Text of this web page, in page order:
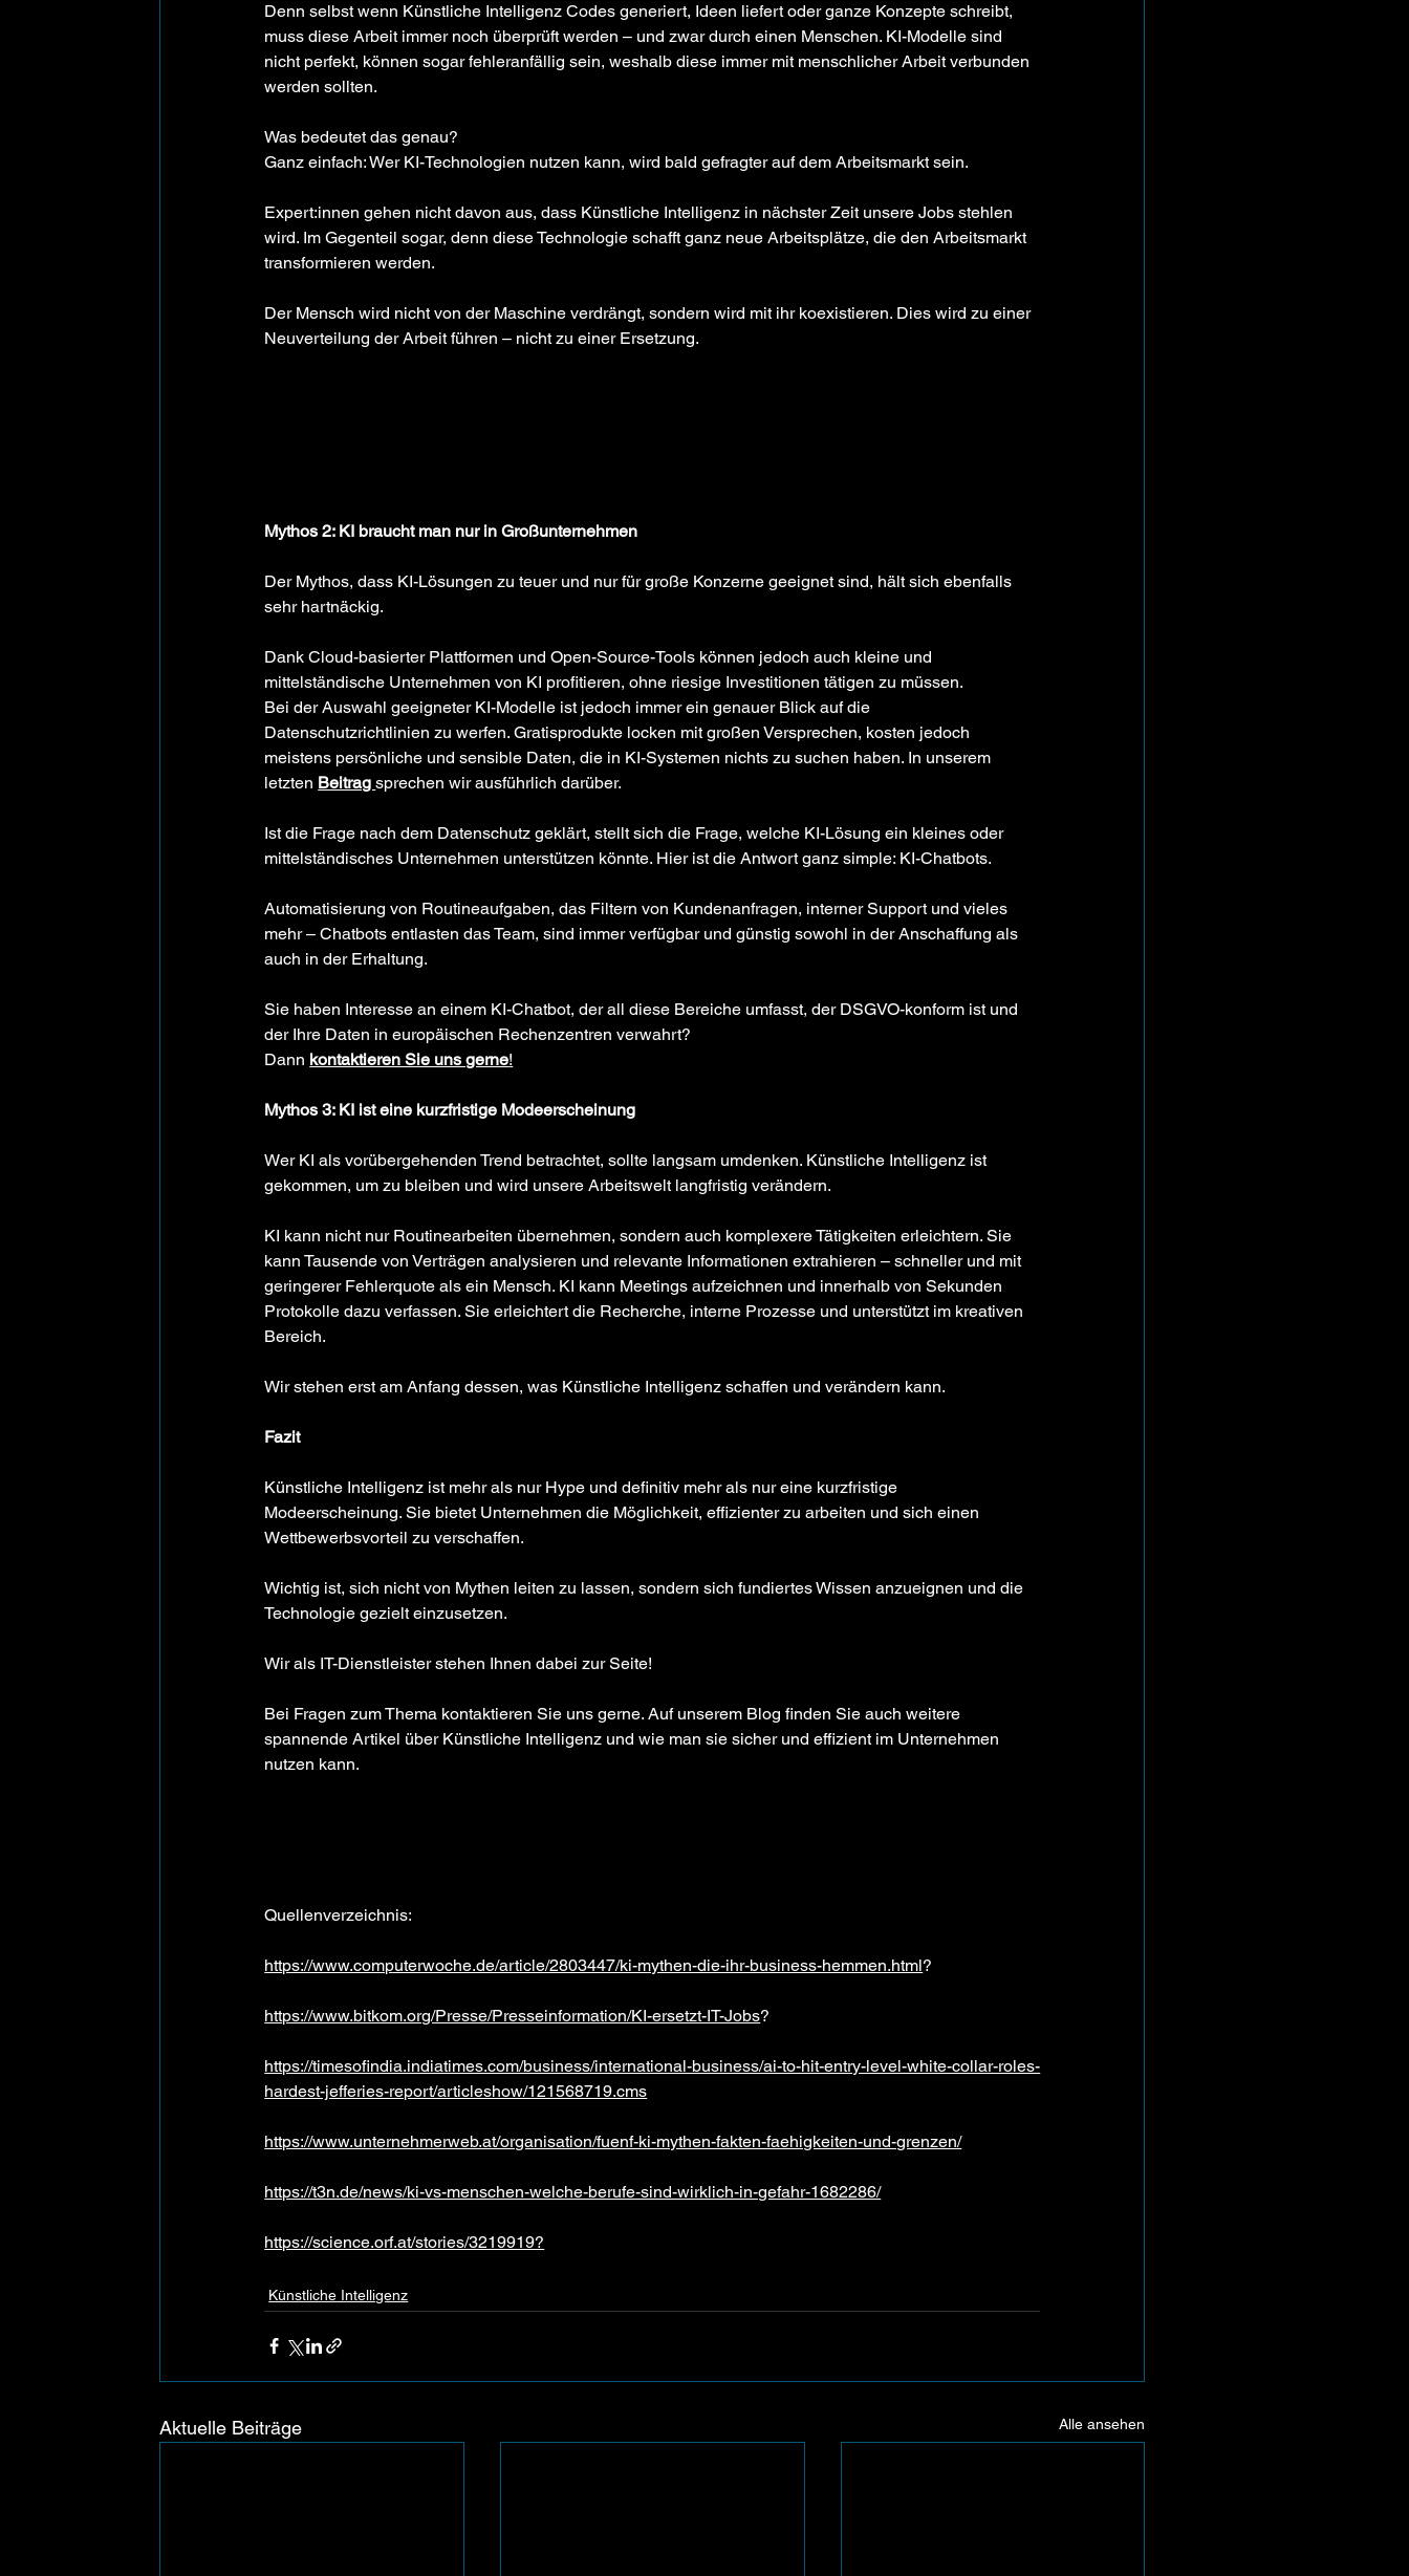
Denn selbst wenn Künstliche Intelligenz Codes generiert, Ideen liefert oder ganze Konzepte schreibt,
muss diese Arbeit immer noch überprüft werden – und zwar durch einen Menschen. KI-Modelle sind
nicht perfekt, können sogar fehleranfällig sein, weshalb diese immer mit menschlicher Arbeit verbunden
werden sollten.
Was bedeutet das genau?
Ganz einfach: Wer KI-Technologien nutzen kann, wird bald gefragter auf dem Arbeitsmarkt sein.
Expert:innen gehen nicht davon aus, dass Künstliche Intelligenz in nächster Zeit unsere Jobs stehlen
wird. Im Gegenteil sogar, denn diese Technologie schafft ganz neue Arbeitsplätze, die den Arbeitsmarkt
transformieren werden.
Der Mensch wird nicht von der Maschine verdrängt, sondern wird mit ihr koexistieren. Dies wird zu einer
Neuverteilung der Arbeit führen – nicht zu einer Ersetzung.
Mythos 2: KI braucht man nur in Großunternehmen
Der Mythos, dass KI-Lösungen zu teuer und nur für große Konzerne geeignet sind, hält sich ebenfalls
sehr hartnäckig.
Dank Cloud-basierter Plattformen und Open-Source-Tools können jedoch auch kleine und
mittelständische Unternehmen von KI profitieren, ohne riesige Investitionen tätigen zu müssen.
Bei der Auswahl geeigneter KI-Modelle ist jedoch immer ein genauer Blick auf die
Datenschutzrichtlinien zu werfen. Gratisprodukte locken mit großen Versprechen, kosten jedoch
meistens persönliche und sensible Daten, die in KI-Systemen nichts zu suchen haben. In unserem
letzten Beitrag sprechen wir ausführlich darüber.
Ist die Frage nach dem Datenschutz geklärt, stellt sich die Frage, welche KI-Lösung ein kleines oder
mittelständisches Unternehmen unterstützen könnte. Hier ist die Antwort ganz simple: KI-Chatbots.
Automatisierung von Routineaufgaben, das Filtern von Kundenanfragen, interner Support und vieles
mehr – Chatbots entlasten das Team, sind immer verfügbar und günstig sowohl in der Anschaffung als
auch in der Erhaltung.
Sie haben Interesse an einem KI-Chatbot, der all diese Bereiche umfasst, der DSGVO-konform ist und
der Ihre Daten in europäischen Rechenzentren verwahrt?
Dann kontaktieren Sie uns gerne!
Mythos 3: KI ist eine kurzfristige Modeerscheinung
Wer KI als vorübergehenden Trend betrachtet, sollte langsam umdenken. Künstliche Intelligenz ist
gekommen, um zu bleiben und wird unsere Arbeitswelt langfristig verändern.
KI kann nicht nur Routinearbeiten übernehmen, sondern auch komplexere Tätigkeiten erleichtern. Sie
kann Tausende von Verträgen analysieren und relevante Informationen extrahieren – schneller und mit
geringerer Fehlerquote als ein Mensch. KI kann Meetings aufzeichnen und innerhalb von Sekunden
Protokolle dazu verfassen. Sie erleichtert die Recherche, interne Prozesse und unterstützt im kreativen
Bereich.
Wir stehen erst am Anfang dessen, was Künstliche Intelligenz schaffen und verändern kann.
Fazit
Künstliche Intelligenz ist mehr als nur Hype und definitiv mehr als nur eine kurzfristige
Modeerscheinung. Sie bietet Unternehmen die Möglichkeit, effizienter zu arbeiten und sich einen
Wettbewerbsvorteil zu verschaffen.
Wichtig ist, sich nicht von Mythen leiten zu lassen, sondern sich fundiertes Wissen anzueignen und die
Technologie gezielt einzusetzen.
Wir als IT-Dienstleister stehen Ihnen dabei zur Seite!
Bei Fragen zum Thema kontaktieren Sie uns gerne. Auf unserem Blog finden Sie auch weitere
spannende Artikel über Künstliche Intelligenz und wie man sie sicher und effizient im Unternehmen
nutzen kann.
Quellenverzeichnis:
https://www.computerwoche.de/article/2803447/ki-mythen-die-ihr-business-hemmen.html?
https://www.bitkom.org/Presse/Presseinformation/KI-ersetzt-IT-Jobs?
https://timesofindia.indiatimes.com/business/international-business/ai-to-hit-entry-level-white-collar-roles-
hardest-jefferies-report/articleshow/121568719.cms
https://www.unternehmerweb.at/organisation/fuenf-ki-mythen-fakten-faehigkeiten-und-grenzen/
https://t3n.de/news/ki-vs-menschen-welche-berufe-sind-wirklich-in-gefahr-1682286/
https://science.orf.at/stories/3219919?
Künstliche Intelligenz
Aktuelle Beiträge Alle ansehen